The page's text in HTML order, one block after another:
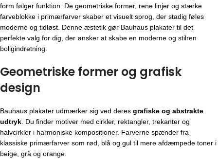
form følger funktion. De geometriske former, rene linjer og stærke
farveblokke i primærfarver skaber et visuelt sprog, der stadig føles
moderne og tidløst. Denne æstetik gør Bauhaus plakater til det
perfekte valg for dig, der ønsker at skabe en moderne og stilren
boligindretning.
Geometriske former og grafisk
design
Bauhaus plakater udmærker sig ved deres grafiske og abstrakte
udtryk . Du finder motiver med cirkler, rektangler, trekanter og
halvcirkler i harmoniske kompositioner. Farverne spænder fra
klassiske primærfarver som rød, blå og gul til mere afdæmpede toner i
beige, grå og orange.